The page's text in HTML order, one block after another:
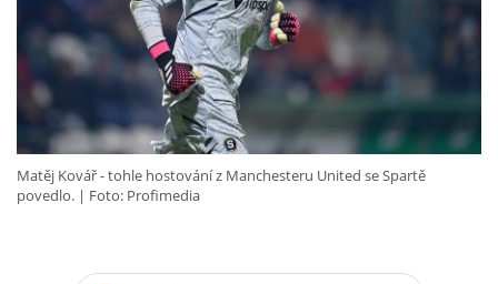
Matěj Kovář - tohle hostování z Manchesteru United se Spartě
povedlo.
Foto: Profimedia